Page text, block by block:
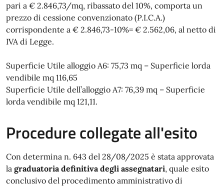
pari a € 2.846,73/mq, ribassato del 10%, comporta un
prezzo di cessione convenzionato (P.I.C.A.)
corrispondente a € 2.846,73-10%= € 2.562,06, al netto di
IVA di Legge.
Superficie Utile alloggio A6: 75,73 mq – Superficie lorda
vendibile mq 116,65
Superficie Utile dell’alloggio A7: 76,39 mq – Superficie
lorda vendibile mq 121,11.
Procedure collegate all'esito
Con determina n. 643 del 28/08/2025 è stata approvata
la graduatoria definitiva degli assegnatari, quale esito
conclusivo del procedimento amministrativo di